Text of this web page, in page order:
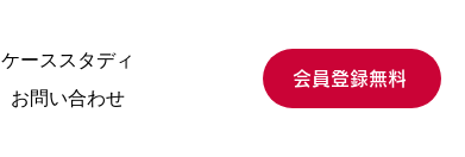
会員登録無料
ケーススタディ
お問い合わせ